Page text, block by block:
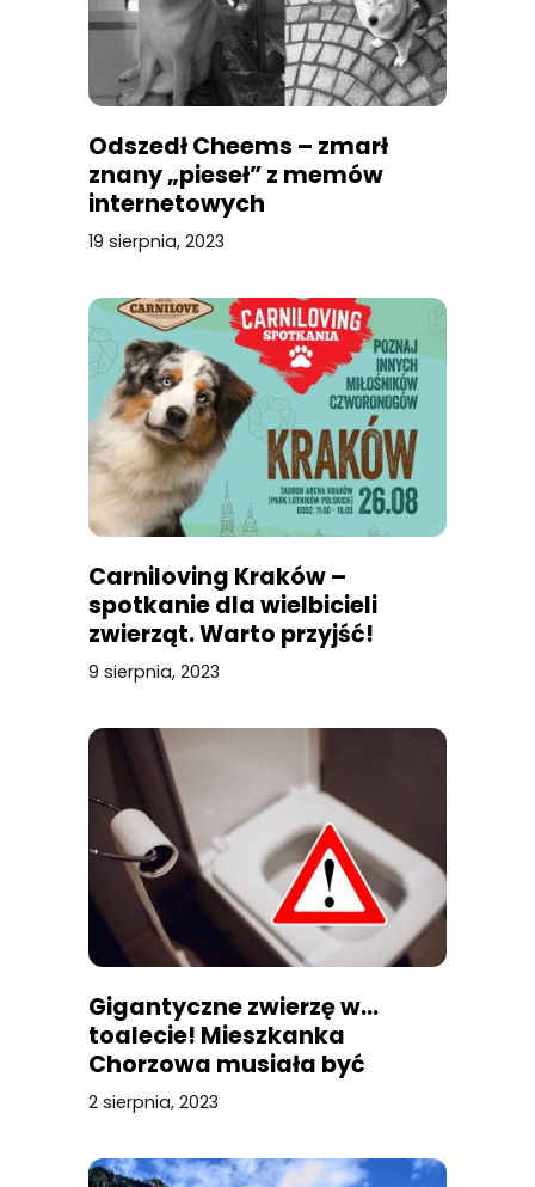
Odszedł Cheems – zmarł
znany „pieseł” z memów
internetowych
19 sierpnia, 2023
Carniloving Kraków –
spotkanie dla wielbicieli
zwierząt. Warto przyjść!
9 sierpnia, 2023
Gigantyczne zwierzę w…
toalecie! Mieszkanka
Chorzowa musiała być
przerażona
2 sierpnia, 2023